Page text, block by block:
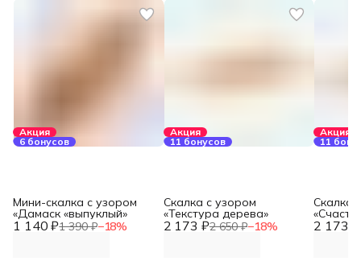
Акция
6 бонусов
1 140 ₽1 390 ₽−18%
Мини-скалка с узором
«Дамаск «выпуклый»
Акция
11 бонусов
2 173 ₽2 650 ₽−18%
Скалка с узором
«Текстура дерева»
Акция
11
2 173 ₽
Скалка